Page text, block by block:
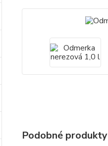
Podobné produkty